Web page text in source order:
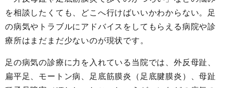
を相談したくても、どこへ行けばいいかわからない。足
の病気やトラブルにアドバイスをしてもらえる病院や診
療所はまだまだ少ないのが現状です。
足の病気の診療に力を入れている当院では、外反母趾、
扁平足、モートン病、足底筋膜炎（足底腱膜炎）、母趾